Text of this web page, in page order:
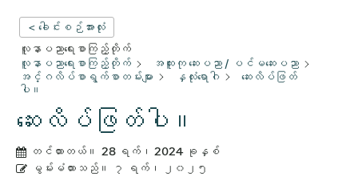
< ခေါင်းစဉ်အားလုံး
လူနာပညာရေးစာကြည့်တိုက်
လူနာပညာရေးစာကြည့်တိုက်
အထူးကု ဆေးပညာ / ပင်မဆေးပညာ
အင်္ဂလိပ်စာရွက်စာတမ်းများ
နှလုံးရောဂါ
ဆေးလိပ်ဖြတ်
ပါ။
ဆေးလိပ်ဖြတ်ပါ။
တင်ထားတယ်။ 28 ရက်၊ 2024 ခုနှစ်
မွမ်းမံထားသည်။
၇ ရက်၊ ၂၀၂၅